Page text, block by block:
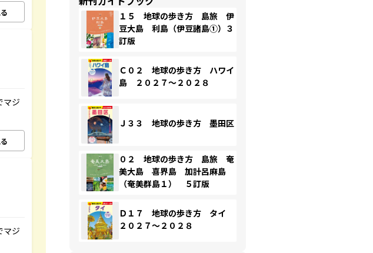
マジ
マジ
１５ 地球の歩き方 島旅 伊
豆大島 利島（伊豆諸島①）３
訂版
Ｃ０２ 地球の歩き方 ハワイ
島 ２０２７～２０２８
Ｊ３３ 地球の歩き方 墨田区
０２ 地球の歩き方 島旅 奄
美大島 喜界島 加計呂麻島
（奄美群島１） ５訂版
Ｄ１７ 地球の歩き方 タイ
２０２７～２０２８